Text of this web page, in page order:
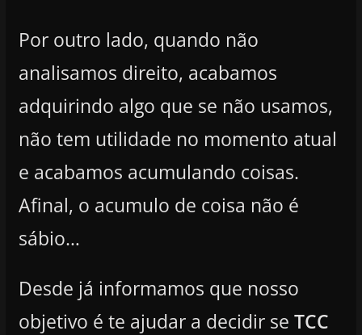
Por outro lado, quando não
analisamos direito, acabamos
adquirindo algo que se não usamos,
não tem utilidade no momento atual
e acabamos acumulando coisas.
Afinal, o acumulo de coisa não é
sábio…
Desde já informamos que nosso
objetivo é te ajudar a decidir se TCC